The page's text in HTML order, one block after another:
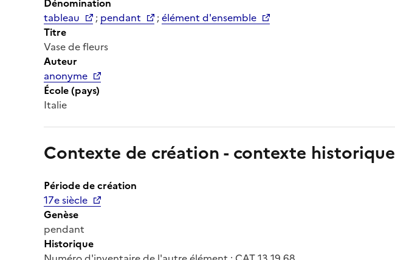
tableau
; pendant ;élément d'ensemble
Titre
Vase de fleurs
Auteur
anonyme
École (pays)
Italie
Contexte de création - contexte historique
Période de création
17e siècle
Genèse
pendant
Historique